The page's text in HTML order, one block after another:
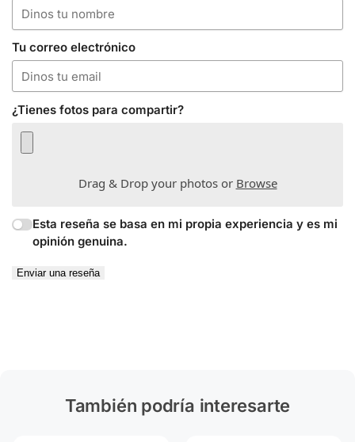
Tu correo electrónico
¿Tienes fotos para compartir?
Drag & Drop your photos or Browse
Esta reseña se basa en mi propia experiencia y es mi
opinión genuina.
Enviar una reseña
También podría interesarte